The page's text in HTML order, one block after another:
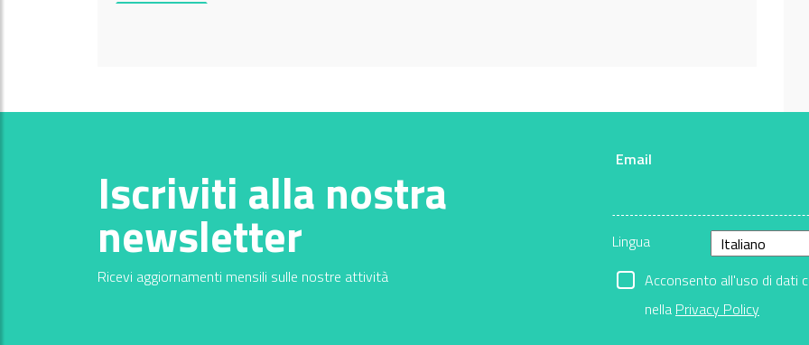
Iscriviti alla nostra
newsletter
Ricevi aggiornamenti mensili sulle nostre attività
Email
Lingua
Acconsento all'uso di dati
nella Privacy Policy